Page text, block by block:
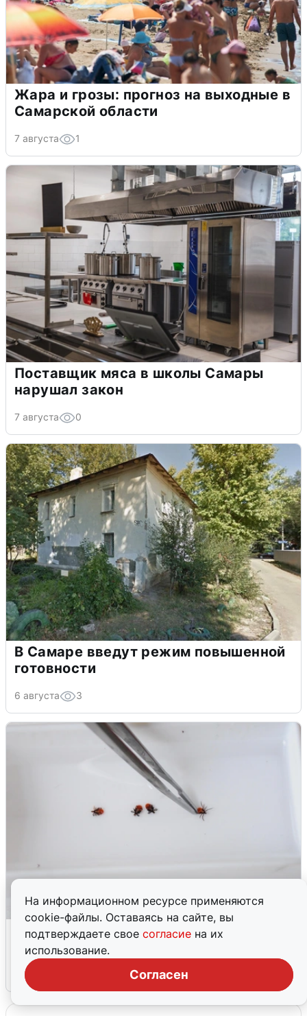
На информационном ресурсе применяются
cookie-файлы. Оставаясь на сайте, вы
подтверждаете свое согласие на их
использование.
Согласен
Жара и грозы: прогноз на выходные в
Самарской области
7 августа 1
Поставщик мяса в школы Самары
нарушал закон
7 августа 0
В Самаре введут режим повышенной
готовности
6 августа 3
В Самарской области клещи
покусали более 1 000 детей
6 августа